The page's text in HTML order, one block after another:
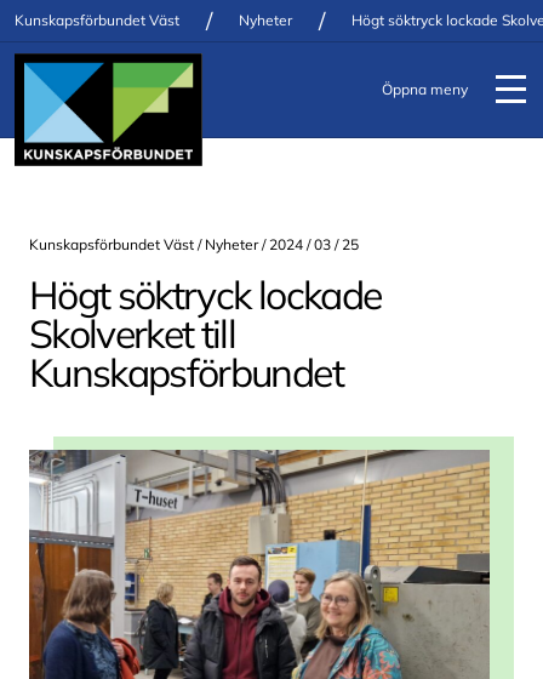
Kunskapsförbundet Väst / Nyheter / Högt söktryck lockade
Öppna meny
Kunskapsförbundet Väst / Nyheter/ 2024 / 03 / 25
Högt söktryck lockade
Skolverket till
Kunskapsförbundet